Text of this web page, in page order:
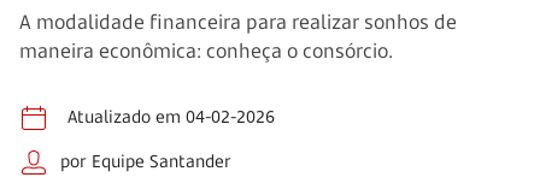
A modalidade financeira para realizar sonhos de
maneira econômica: conheça o consórcio.
Atualizado em 04-02-2026
por Equipe Santander